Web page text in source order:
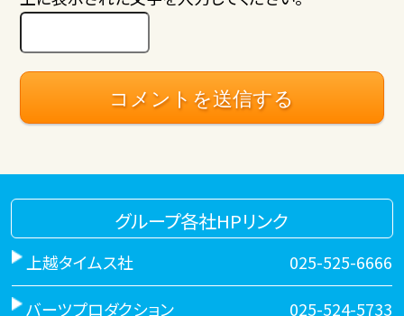
グループ各社HPリンク
上越タイムス社 025-525-6666
バーツプロダクション 025-524-5733